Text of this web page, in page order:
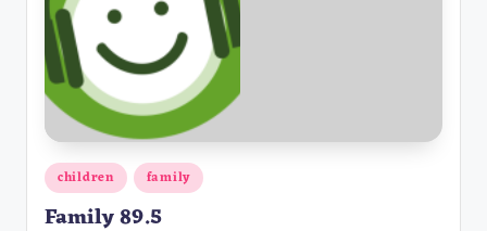
Αναρτήθηκε
children family
Family 89.5